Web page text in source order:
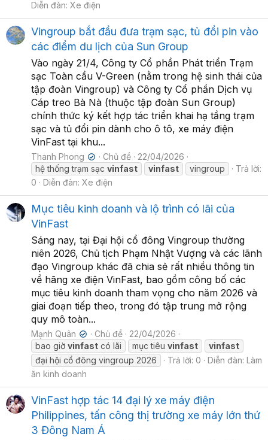
Diễn đàn: Xe điện
Vingroup bắt đầu đưa trạm sạc, tủ đổi pin vào
các điểm du lịch của Sun Group
Vào ngày 21/4, Công ty Cổ phần Phát triển Trạm
sạc Toàn cầu V-Green (nằm trong hệ sinh thái của
tập đoàn Vingroup) và Công ty Cổ phần Dịch vụ
Cáp treo Bà Nà (thuộc tập đoàn Sun Group)
chính thức ký kết hợp tác triển khai hạ tầng trạm
sạc và tủ đổi pin dành cho ô tô, xe máy điện
VinFast tại khu...
Thanh Phong ✔ Chủ đề
22/04/2026
hệ thống trạm sạc vinfast vinfast vingroup
Trả lời:
0
Diễn đàn: Xe điện
Mục tiêu kinh doanh và lộ trình có lãi của
VinFast
Sáng nay, tại Đại hội cổ đông Vingroup thường
niên 2026, Chủ tịch Phạm Nhật Vượng và các lãnh
đạo Vingroup khác đã chia sẻ rất nhiều thông tin
về hãng xe điện VinFast, bao gồm công bố các
mục tiêu kinh doanh tham vọng cho năm 2026 và
giai đoạn tiếp theo, trong đó tập trung mở rộng
quy mô toàn...
Mạnh Quân ✔ Chủ đề
22/04/2026
bao giờ vinfast có lãi mục tiêu vinfast
vinfast
đại hội cổ đông vingroup 2026
Trả lời: 0 Diễn đàn: Làm
ăn kinh doanh
VinFast hợp tác 14 đại lý xe máy điện
Philippines, tấn công thị trường xe máy lớn thứ
3 Đông Nam Á